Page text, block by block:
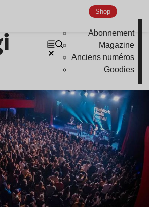
Shop
Abonnement
Magazine
Anciens numéros
Goodies